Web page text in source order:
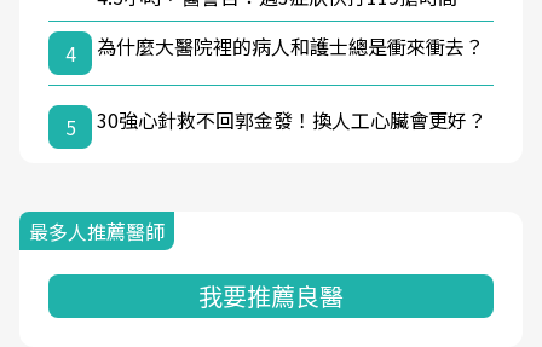
4
為什麼大醫院裡的病人和護士總是衝來衝去？
5 30強心針救不回郭金發！換人工心臟會更好？
最多人推薦醫師
我要推薦良醫